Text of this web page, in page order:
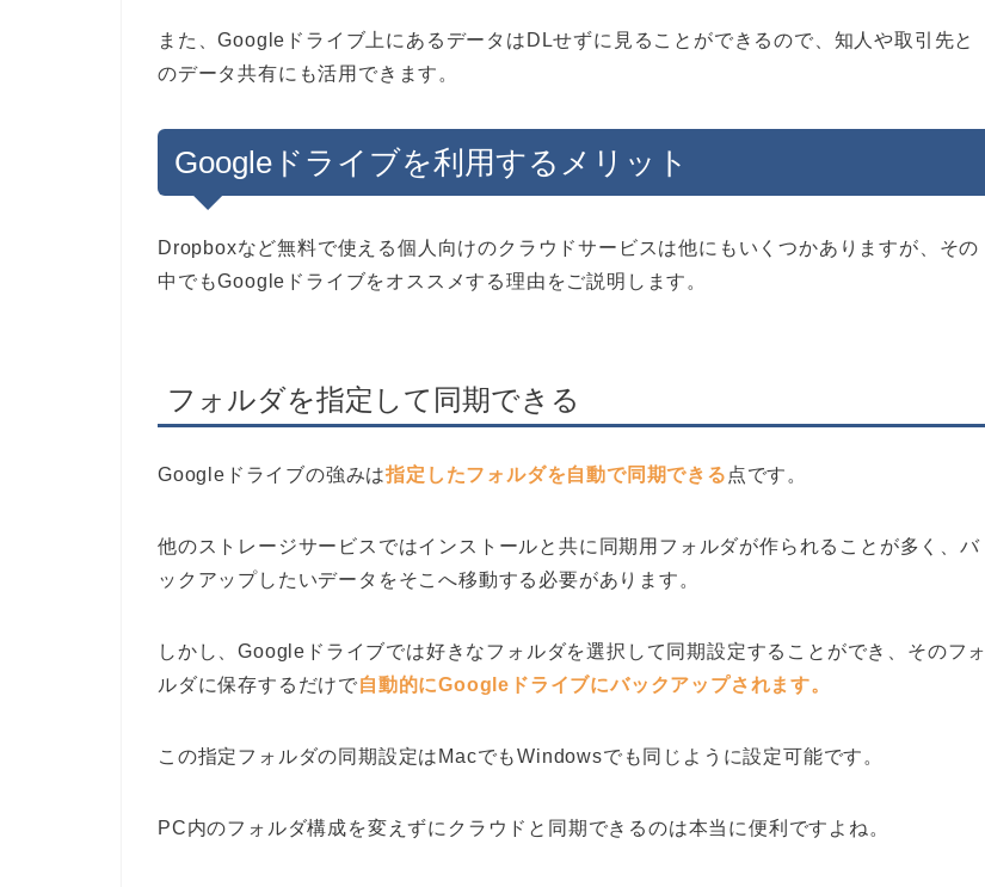
また、Googleドライブ上にあるデータはDLせずに見ることができるので、知人や取引先と
のデータ共有にも活用できます。
Googleドライブを利用するメリット
Dropboxなど無料で使える個人向けのクラウドサービスは他にもいくつかありますが、その
中でもGoogleドライブをオススメする理由をご説明します。
フォルダを指定して同期できる
Googleドライブの強みは指定したフォルダを自動で同期できる 点です。
他のストレージサービスではインストールと共に同期用フォルダが作られることが多く、バ
ックアップしたいデータをそこへ移動する必要があります。
しかし、Googleドライブでは好きなフォルダを選択して同期設定することができ、そのフォ
ルダに保存するだけで自動的にGoogleドライブにバックアップされます。
この指定フォルダの同期設定はMacでもWindowsでも同じように設定可能です。
PC内のフォルダ構成を変えずにクラウドと同期できるのは本当に便利ですよね。